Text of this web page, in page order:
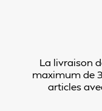
La livraison
maximum de
articles